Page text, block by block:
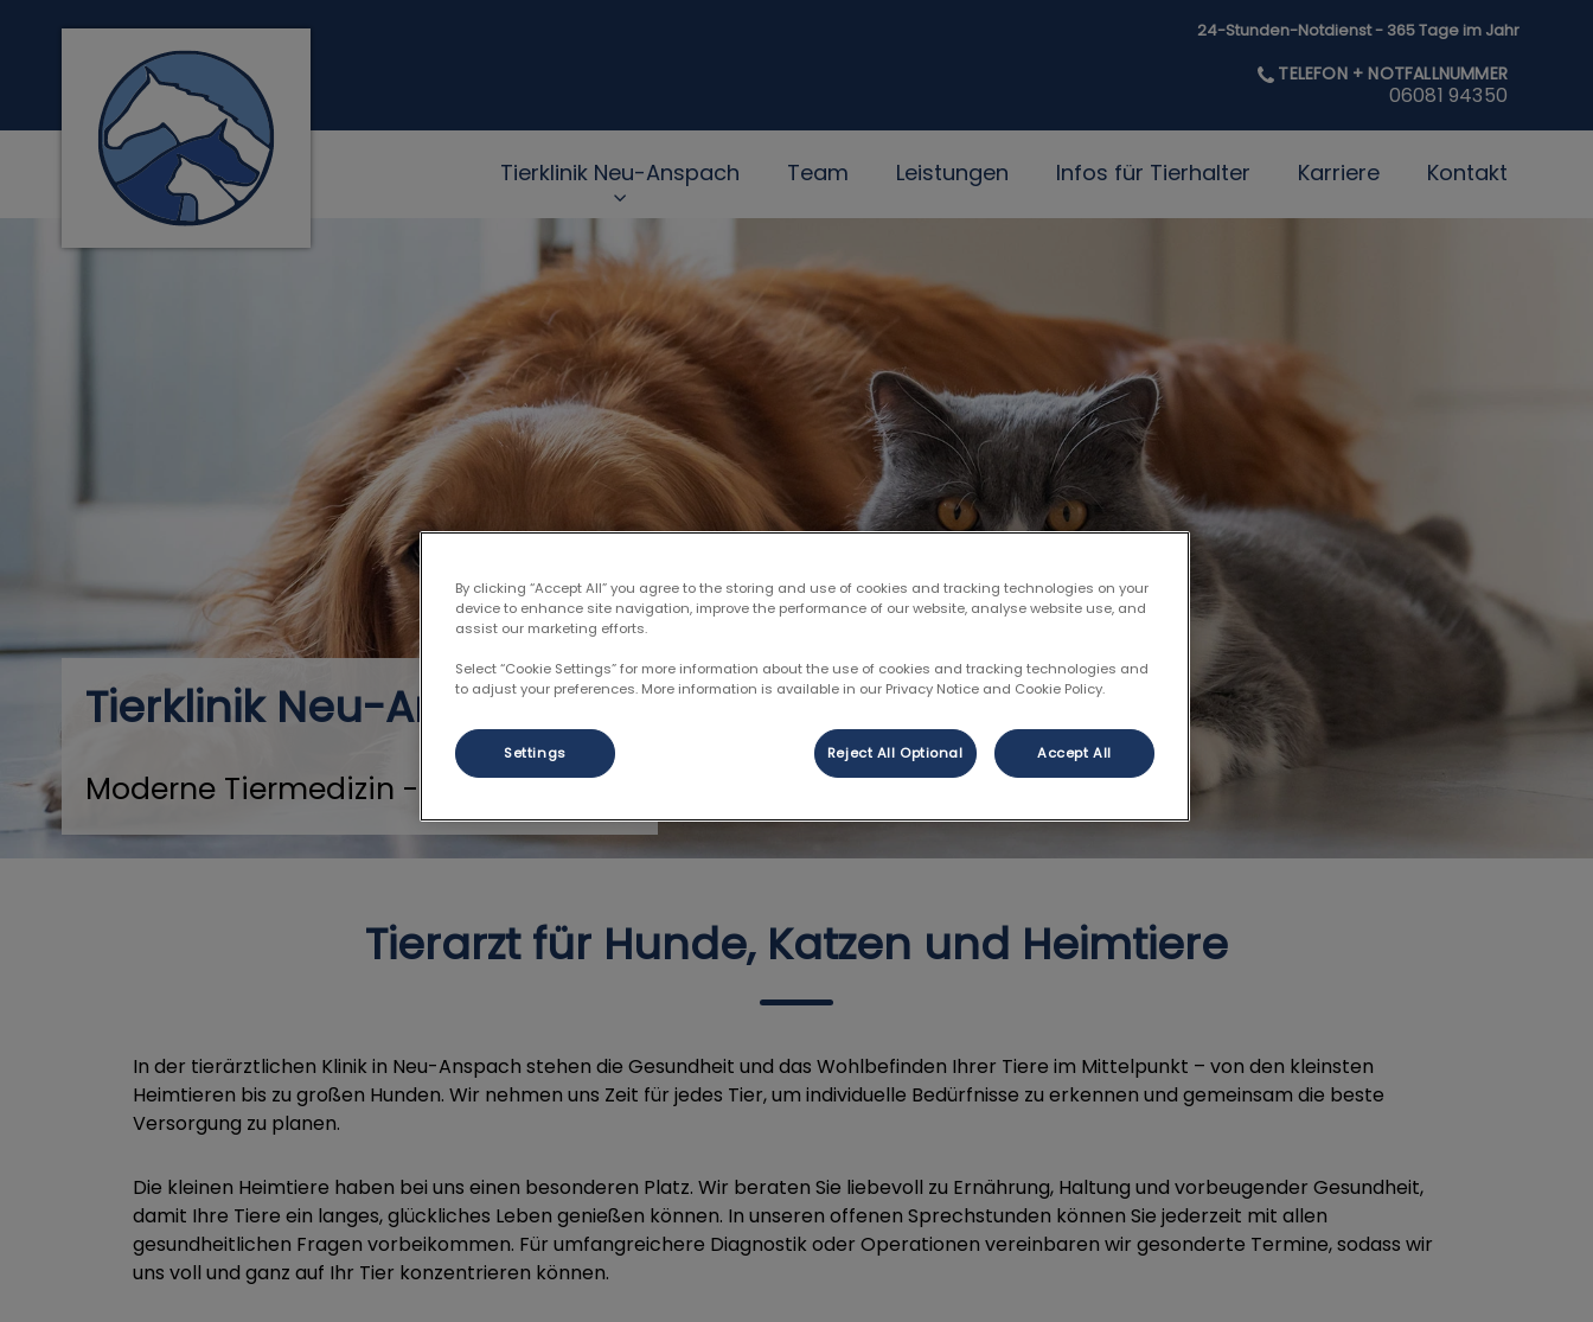
24-Stunden-Notdienst - 365 Tage im Jahr
Homepage Tierklink Neu-Anspach
TELEFON + NOTFALLNUMMER
06081 94350
Tierklinik Neu-Anspach Team Leistungen Infos für Tierhalter Karriere Kontakt
Tierklinik Neu-Anspach
Moderne Tiermedizin - 24h Notdienst
Tierarzt für Hunde, Katzen und Heimtiere
In der tierärztlichen Klinik in Neu-Anspach stehen die Gesundheit und das Wohlbefinden Ihrer Tiere im Mittelpunkt – von den kleinsten
Heimtieren bis zu großen Hunden. Wir nehmen uns Zeit für jedes Tier, um individuelle Bedürfnisse zu erkennen und gemeinsam die beste
Versorgung zu planen.
Die kleinen Heimtiere haben bei uns einen besonderen Platz. Wir beraten Sie liebevoll zu Ernährung, Haltung und vorbeugender Gesundheit,
damit Ihre Tiere ein langes, glückliches Leben genießen können. In unseren offenen Sprechstunden können Sie jederzeit mit allen
gesundheitlichen Fragen vorbeikommen. Für umfangreichere Diagnostik oder Operationen vereinbaren wir gesonderte Termine, sodass wir
uns voll und ganz auf Ihr Tier konzentrieren können.
By clicking “Accept All” you agree to the storing and use of cookies and tracking technologies on your
device to enhance site navigation, improve the performance of our website, analyse website use, and
assist our marketing efforts.
Select “Cookie Settings” for more information about the use of cookies and tracking technologies and
to adjust your preferences. More information is available in our Privacy Notice and Cookie Policy.
Settings Reject All Optional Accept All